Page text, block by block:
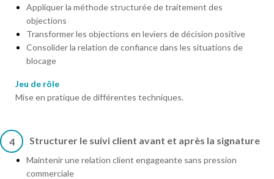
Appliquer la méthode structurée de traitement des
objections
Transformer les objections en leviers de décision positive
Consolider la relation de confiance dans les situations de
blocage
Jeu de rôle
Mise en pratique de différentes techniques.
4 Structurer le suivi client avant et après la signature
Maintenir une relation client engageante sans pression
commerciale